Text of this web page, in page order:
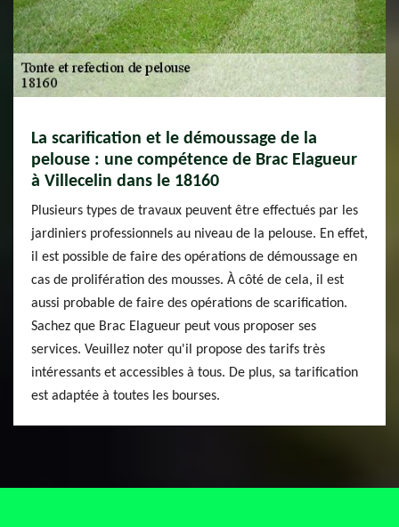
La scarification et le démoussage de la
pelouse : une compétence de Brac Elagueur
à Villecelin dans le 18160
Plusieurs types de travaux peuvent être effectués par les
jardiniers professionnels au niveau de la pelouse. En effet,
il est possible de faire des opérations de démoussage en
cas de prolifération des mousses. À côté de cela, il est
aussi probable de faire des opérations de scarification.
Sachez que Brac Elagueur peut vous proposer ses
services. Veuillez noter qu'il propose des tarifs très
intéressants et accessibles à tous. De plus, sa tarification
est adaptée à toutes les bourses.